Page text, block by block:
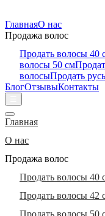
ГлавнаяО нас
Продажа волос
Продать волосы 40
волосы 50 см
волосыПродать
БлогОтзывыКонтакты
Главная
О нас
Продажа волос
Продать волосы 40
Продать волосы 42
Продать волосы 50